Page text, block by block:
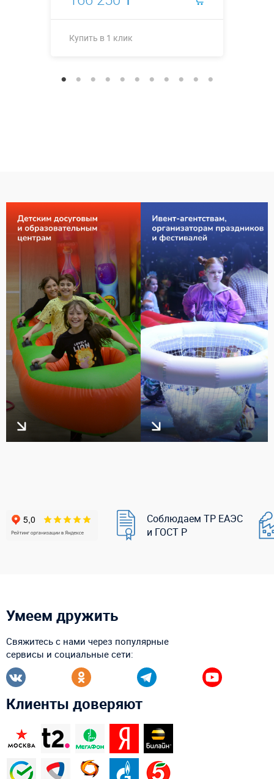
Купить в 1 клик
Соблюдаем ТР ЕАЭС
и ГОСТ Р
Умеем дружить
Свяжитесь с нами через популярные
сервисы и социальные сети:
Клиенты доверяют